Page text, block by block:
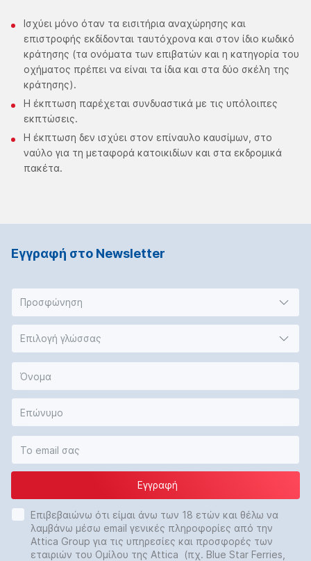
Ισχύει μόνο όταν τα εισιτήρια αναχώρησης και
επιστροφής εκδίδονται ταυτόχρονα και στον ίδιο κωδικό
κράτησης (τα ονόματα των επιβατών και η κατηγορία του
οχήματος πρέπει να είναι τα ίδια και στα δύο σκέλη της
κράτησης).
Η έκπτωση παρέχεται συνδυαστικά με τις υπόλοιπες
εκπτώσεις.
Η έκπτωση δεν ισχύει στον επίναυλο καυσίμων, στο
ναύλο για τη μεταφορά κατοικιδίων και στα εκδρομικά
πακέτα.
Εγγραφή στο Νewsletter
Προσφώνηση
Επιλογή γλώσσας
Εγγραφή
Επιβεβαιώνω ότι είμαι άνω των 18 ετών και θέλω να
λαμβάνω μέσω email γενικές πληροφορίες από την
Attica Group για τις υπηρεσίες και προσφορές των
εταιριών του Ομίλου της Attica (πχ. Blue Star Ferries,